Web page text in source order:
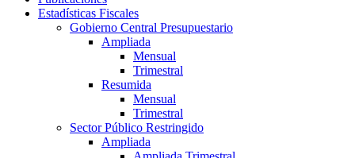
Estadísticas Fiscales
Gobierno Central Presupuestario
Ampliada
Mensual
Trimestral
Resumida
Mensual
Trimestral
Sector Público Restringido
Ampliada